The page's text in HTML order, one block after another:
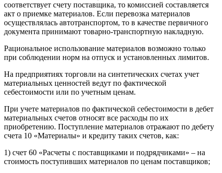
соответствует счету поставщика, то комиссией составляется
акт о приемке материалов. Если перевозка материалов
осуществлялась автотранспортом, то в качестве первичного
документа принимают товарно-транспортную накладную.
Рациональное использование материалов возможно только
при соблюдении норм на отпуск и установленных лимитов.
На предприятиях торговли на синтетических счетах учет
материальных ценностей ведут по фактической
себестоимости или по учетным ценам.
При учете материалов по фактической себестоимости в дебет
материальных счетов относят все расходы по их
приобретению. Поступление материалов отражают по дебету
счета 10 «Материалы» и кредиту таких счетов, как:
1) счет 60 «Расчеты с поставщиками и подрядчиками» – на
стоимость поступивших материалов по ценам поставщиков;